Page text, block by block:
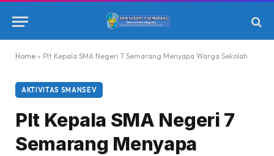
Home » Plt Kepala SMA Negeri 7 Semarang Menyapa Warga Sekolah
AKTIVITAS SMANSEV
Plt Kepala SMA Negeri 7
Semarang Menyapa